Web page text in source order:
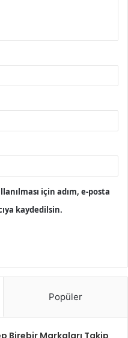
için adım, e-posta
kaydedilsin.
Popüler